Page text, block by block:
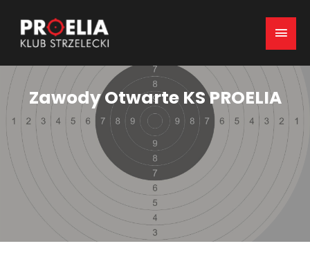
Main
Zawody Otwarte KS PROELIA